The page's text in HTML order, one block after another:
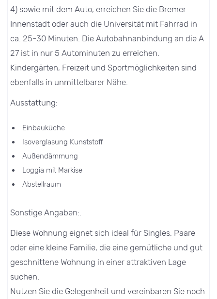
4) sowie mit dem Auto, erreichen Sie die Bremer
Innenstadt oder auch die Universität mit Fahrrad in
ca. 25-30 Minuten. Die Autobahnanbindung an die A
27 ist in nur 5 Autominuten zu erreichen.
Kindergärten, Freizeit und Sportmöglichkeiten sind
ebenfalls in unmittelbarer Nähe.
Ausstattung:
Einbauküche
Isoverglasung Kunststoff
Außendämmung
Loggia mit Markise
Abstellraum
Sonstige Angaben:.
Diese Wohnung eignet sich ideal für Singles, Paare
oder eine kleine Familie, die eine gemütliche und gut
geschnittene Wohnung in einer attraktiven Lage
suchen.
Nutzen Sie die Gelegenheit und vereinbaren Sie noch